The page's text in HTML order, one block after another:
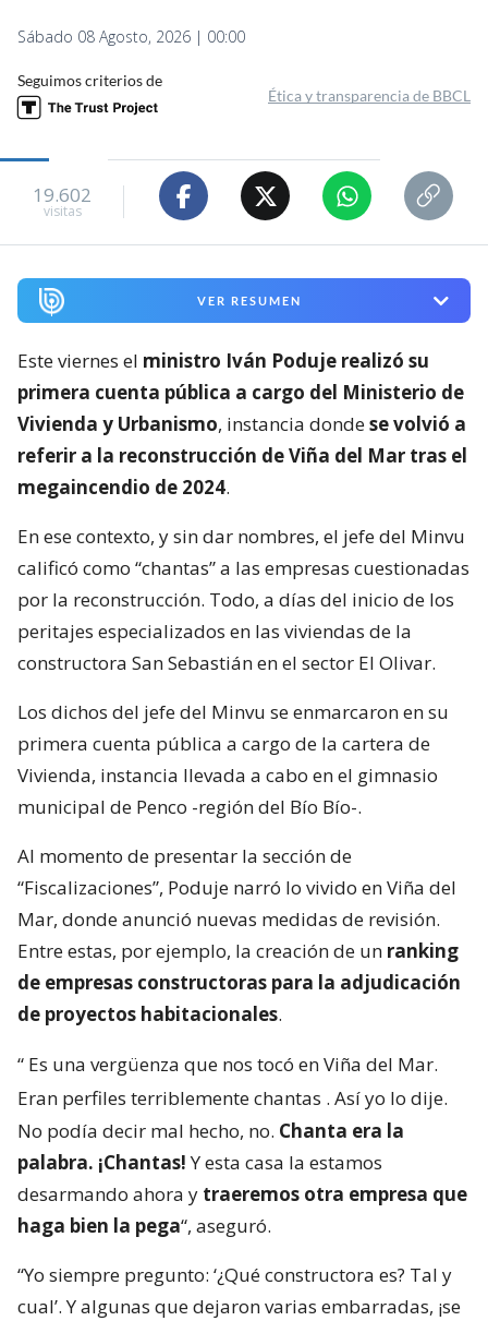
Sábado 08 Agosto, 2026 | 00:00
Seguimos criterios de
Ética y transparencia de BBCL
19.602
visitas
VER RESUMEN
Este viernes el ministro Iván Poduje realizó su
primera cuenta pública a cargo del Ministerio de
Vivienda y Urbanismo, instancia dondese volvió a
referir a la reconstrucción de Viña del Mar tras el
megaincendio de 2024.
En ese contexto, y sin dar nombres, el jefe del Minvu
calificó como “chantas” a las empresas cuestionadas
por la reconstrucción. Todo, a días del inicio de los
peritajes especializados en las viviendas de la
constructora San Sebastián en el sector El Olivar.
Los dichos del jefe del Minvu se enmarcaron en su
primera cuenta pública a cargo de la cartera de
Vivienda, instancia llevada a cabo en el gimnasio
municipal de Penco -región del Bío Bío-.
Al momento de presentar la sección de
“Fiscalizaciones”, Poduje narró lo vivido en Viña del
Mar, donde anunció nuevas medidas de revisión.
Entre estas, por ejemplo, la creación de un ranking
de empresas constructoras para la adjudicación
de proyectos habitacionales.
“ Es una vergüenza que nos tocó en Viña del Mar.
Eran perfiles terriblemente chantas . Así yo lo dije.
No podía decir mal hecho, no. Chanta era la
palabra. ¡Chantas!Y esta casa la estamos
desarmando ahora y traeremos otra empresa que
haga bien la pega“, aseguró.
“Yo siempre pregunto: ‘¿Qué constructora es? Tal y
cual’. Y algunas que dejaron varias embarradas, ¡se